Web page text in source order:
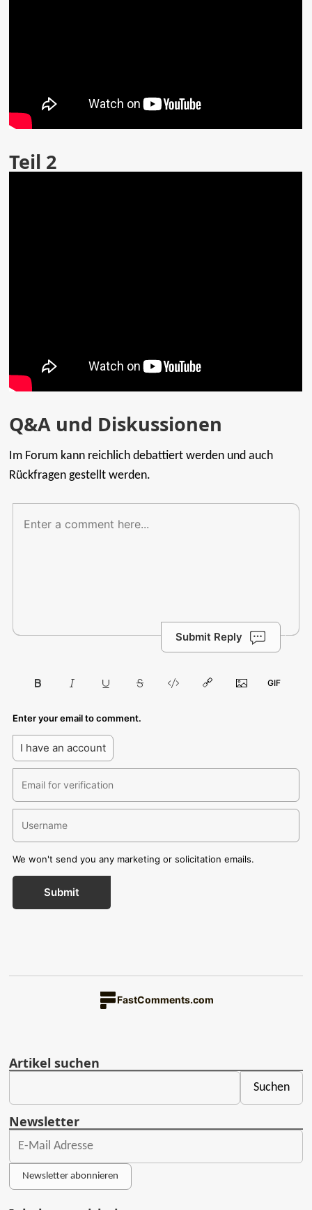
Teil 2
Q&A und Diskussionen
Im Forum kann reichlich debattiert werden und auch
Rückfragen gestellt werden.
Submit Reply
Enter your email to comment.
I have an account
We won't send you any marketing or solicitation emails.
Submit
FastComments.com
Artikel suchen
Newsletter
Newsletter abonnieren